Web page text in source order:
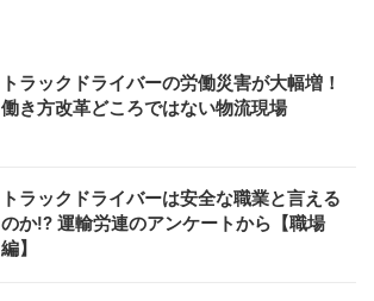
トラックドライバーの労働災害が大幅増！
働き方改革どころではない物流現場
トラックドライバーは安全な職業と言える
のか!? 運輸労連のアンケートから【職場
編】